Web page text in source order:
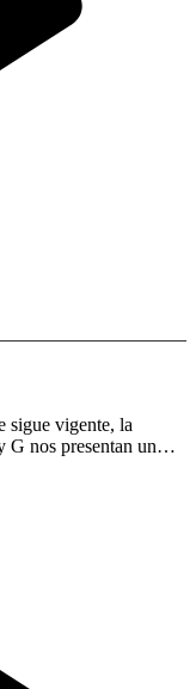
sigue vigente, la
G nos presentan un